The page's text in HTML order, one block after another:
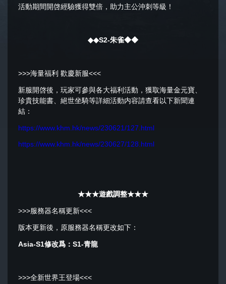
活動期間開啓經驗獲得雙倍，助力主公沖刺等級！
◆◆S2-朱雀◆◆
>>>海量福利 歡慶新服<<<
新服開啓後，玩家可參與各大福利活動，獲取海量金元寶、
珍貴技能書、絕世坐騎等詳細活動内容請查看以下新聞連
結：
https://www.khm.hk/news/230621/127.html
https://www.khm.hk/news/230627/128.html
★★★遊戲調整★★★
>>>服務器名稱更新<<<
版本更新後，原服務器名稱更改如下：
Asia-S1修改爲：S1-青龍
>>>全新世界王登場<<<